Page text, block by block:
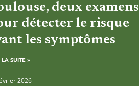
deux examens
détecter le risque
les symptômes
LA SUITE »
2026